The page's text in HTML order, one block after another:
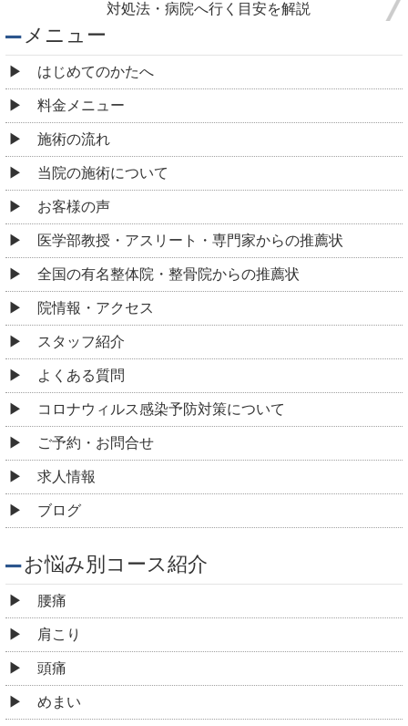
対処法・病院へ行く目安を解説
メニュー
はじめてのかたへ
料金メニュー
施術の流れ
当院の施術について
お客様の声
医学部教授・アスリート・専門家からの推薦状
全国の有名整体院・整骨院からの推薦状
院情報・アクセス
スタッフ紹介
よくある質問
コロナウィルス感染予防対策について
ご予約・お問合せ
求人情報
ブログ
お悩み別コース紹介
腰痛
肩こり
頭痛
めまい